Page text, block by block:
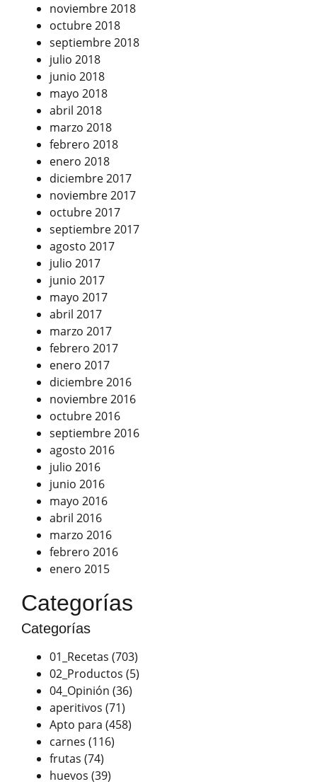
noviembre 2018
octubre 2018
septiembre 2018
julio 2018
junio 2018
mayo 2018
abril 2018
marzo 2018
febrero 2018
enero 2018
diciembre 2017
noviembre 2017
octubre 2017
septiembre 2017
agosto 2017
julio 2017
junio 2017
mayo 2017
abril 2017
marzo 2017
febrero 2017
enero 2017
diciembre 2016
noviembre 2016
octubre 2016
septiembre 2016
agosto 2016
julio 2016
junio 2016
mayo 2016
abril 2016
marzo 2016
febrero 2016
enero 2015
Categorías
Categorías
01_Recetas (703)
02_Productos (5)
04_Opinión (36)
aperitivos (71)
Apto para (458)
carnes (116)
frutas (74)
huevos (39)